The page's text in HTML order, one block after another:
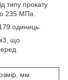
типу прокату
235 МПа.
одиниць.
що
мм